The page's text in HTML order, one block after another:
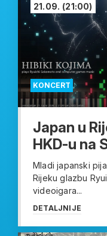
KONCERT
21.09. (21:00)
Japan u
HKD-u na
Mladi japanski
Rijeku glazbu
videoigara...
DETALJNIJE